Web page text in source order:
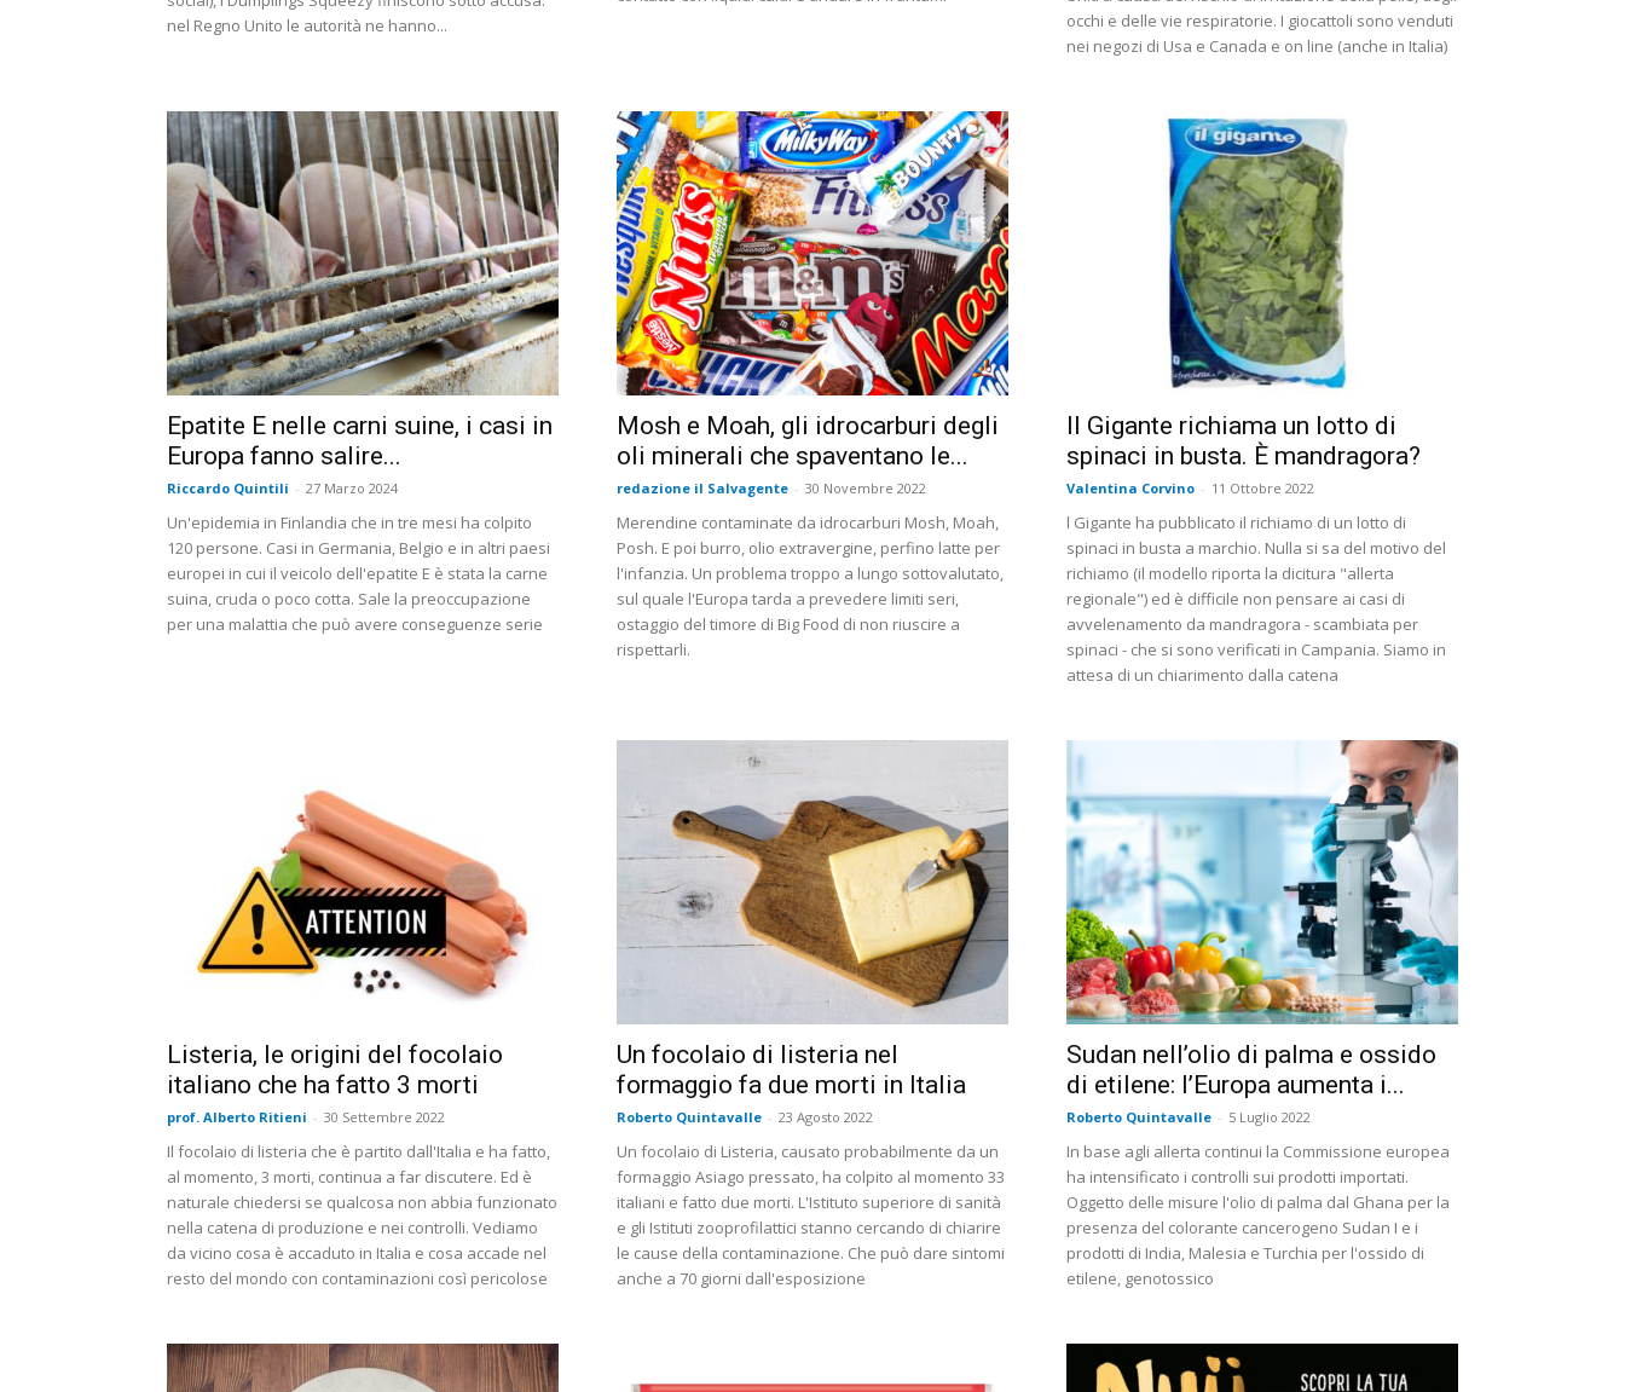
nel Regno Unito le autorità ne hanno...
occhi e delle vie respiratorie. I giocattoli sono venduti
nei negozi di Usa e Canada e on line (anche in Italia)
Epatite E nelle carni suine, i casi in
Europa fanno salire...
Riccardo Quintili - 27 Marzo 2024
Un'epidemia in Finlandia che in tre mesi ha colpito
120 persone. Casi in Germania, Belgio e in altri paesi
europei in cui il veicolo dell'epatite E è stata la carne
suina, cruda o poco cotta. Sale la preoccupazione
per una malattia che può avere conseguenze serie
Mosh e Moah, gIi idrocarburi degli
oli minerali che spaventano le...
redazione il Salvagente - 30 Novembre 2022
Merendine contaminate da idrocarburi Mosh, Moah,
Posh. E poi burro, olio extravergine, perfino latte per
l'infanzia. Un problema troppo a lungo sottovalutato,
sul quale l'Europa tarda a prevedere limiti seri,
ostaggio del timore di Big Food di non riuscire a
rispettarli.
Il Gigante richiama un lotto di
spinaci in busta. È mandragora?
Valentina Corvino - 11 Ottobre 2022
l Gigante ha pubblicato il richiamo di un lotto di
spinaci in busta a marchio. Nulla si sa del motivo del
richiamo (il modello riporta la dicitura "allerta
regionale") ed è difficile non pensare ai casi di
avvelenamento da mandragora - scambiata per
spinaci - che si sono verificati in Campania. Siamo in
attesa di un chiarimento dalla catena
Listeria, le origini del focolaio
italiano che ha fatto 3 morti
prof. Alberto Ritieni - 30 Settembre 2022
Il focolaio di listeria che è partito dall'Italia e ha fatto,
al momento, 3 morti, continua a far discutere. Ed è
naturale chiedersi se qualcosa non abbia funzionato
nella catena di produzione e nei controlli. Vediamo
da vicino cosa è accaduto in Italia e cosa accade nel
resto del mondo con contaminazioni così pericolose
Un focolaio di listeria nel
formaggio fa due morti in Italia
Roberto Quintavalle - 23 Agosto 2022
Un focolaio di Listeria, causato probabilmente da un
formaggio Asiago pressato, ha colpito al momento 33
italiani e fatto due morti. L'Istituto superiore di sanità
e gli Istituti zooprofilattici stanno cercando di chiarire
le cause della contaminazione. Che può dare sintomi
anche a 70 giorni dall'esposizione
Sudan nell’olio di palma e ossido
di etilene: l’Europa aumenta i...
Roberto Quintavalle - 5 Luglio 2022
In base agli allerta continui la Commissione europea
ha intensificato i controlli sui prodotti importati.
Oggetto delle misure l'olio di palma dal Ghana per la
presenza del colorante cancerogeno Sudan I e i
prodotti di India, Malesia e Turchia per l'ossido di
etilene, genotossico